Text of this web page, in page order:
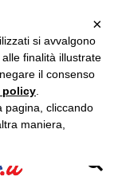
×
si avvalgono
finalità illustrate
il consenso
policy
pagina, cliccando
maniera,